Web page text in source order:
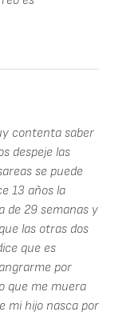
contenta saber
despeje las
se puede
13 años la
de 29 semanas y
las otras dos
que es
por
que me muera
mi hijo nasca por